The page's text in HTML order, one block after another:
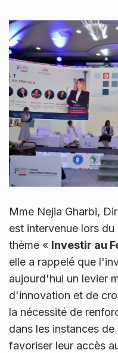
Mme Nejia Gharbi,
est intervenue lors
thème « Investir au
elle a rappelé que
aujourd'hui un levier
d'innovation et de
la nécessité de
dans les instances
favoriser leur accès